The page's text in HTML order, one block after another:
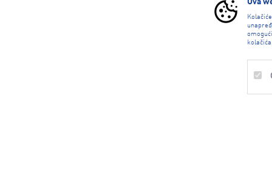
Ova
kolačića.